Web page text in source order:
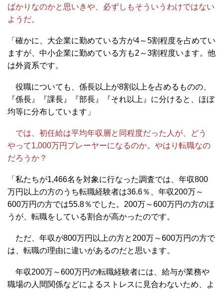
ばかりなのかと思いきや、必ずしもそういうわけではない
ようだ。
「確かに、大企業に勤めている方が4～5割程度を占めてい
ますが、中小企業に勤めている方も2～3割程度います。他
は外資系です。
役職についても、係長以上が8割以上を占めるものの、
『係長』『課長』『部長』『それ以上』に分けると、ほぼ
均等に分布しています」
では、初任給は平均年収層と同程度だった人が、どう
やって1,000万円プレーヤーになるのか。やはり転職なの
だろうか？
「私たちが1,466名を対象に行なった調査では、年収800
万円以上の方のうち転職経験者は36.6％、年収200万～
600万円の方では55.8％でした。200万～600万円の方のほ
うが、転職をしている割合が高かったのです。
ただ、年収が800万円以上の方と200万～600万円の方で
は、転職の理由に違いがあるのだと思います。
年収200万～600万円の転職経験者には、給与が業務や
職場の人間関係などによるストレスに見合わないため、よ